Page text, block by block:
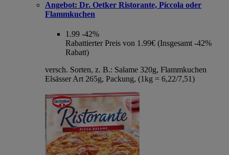
Angebot: Dr. Oetker Ristorante, Piccola oder
Flammkuchen
1.99 -42%
Rabattierter Preis von 1.99€ (Insgesamt -42%
Rabatt)
versch. Sorten, z. B.: Salame 320g, Flammkuchen
Elsässer Art 265g, Packung, (1kg = 6,22/7,51)